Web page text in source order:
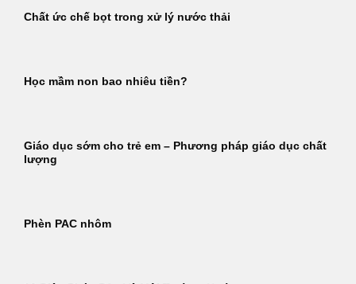
Chất ức chế bọt trong xử lý nước thải
Học mầm non bao nhiêu tiền?
Giáo dục sớm cho trẻ em – Phương pháp giáo dục chất
lượng
Phèn PAC nhôm